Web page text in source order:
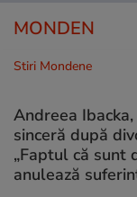
MONDEN
Stiri Mondene
Andreea
sinceră după
„Faptul că sunt
anulează